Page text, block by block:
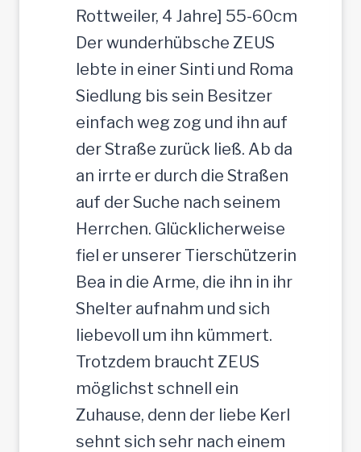
t
e
r
J
u
n
g
-
R
ü
d
e
,
3
5
c
m
Rottweiler, 4 Jahre] 55-60cm
Der wunderhübsche ZEUS
lebte in einer Sinti und Roma
Siedlung bis sein Besitzer
einfach weg zog und ihn auf
der Straße zurück ließ. Ab da
an irrte er durch die Straßen
auf der Suche nach seinem
Herrchen. Glücklicherweise
fiel er unserer Tierschützerin
Bea in die Arme, die ihn in ihr
Shelter aufnahm und sich
liebevoll um ihn kümmert.
Trotzdem braucht ZEUS
möglichst schnell ein
Zuhause, denn der liebe Kerl
sehnt sich sehr nach einem